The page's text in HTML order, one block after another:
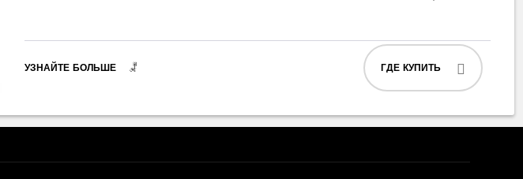
УЗНАЙТЕ БОЛЬШЕ ГДЕ КУПИТЬ